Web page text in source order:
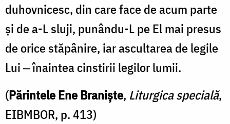
duhovnicesc, din care face de acum parte
și de a-L sluji, punându-L pe El mai presus
de orice stăpânire, iar ascultarea de legile
Lui ‒ înaintea cinstirii legilor lumii.
(Părintele Ene Braniște, Liturgica specială,
EIBMBOR, p. 413)